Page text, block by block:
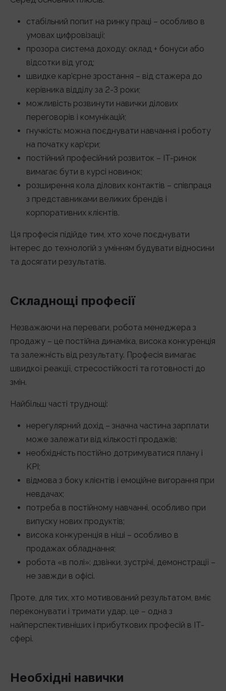
стабільний попит на ринку праці – особливо в
умовах цифровізації;
прозора система доходу: оклад + бонуси або
відсотки від угод;
швидке кар’єрне зростання – від стажера до
керівника відділу за 2-3 роки;
можливість розвинути навички ділових
переговорів і комунікацій;
гнучкість: можна поєднувати навчання і роботу
на початку кар’єри;
постійний професійний розвиток – IT-ринок
вимагає бути в курсі новинок;
розширення кола ділових контактів – співпраця
з представниками великих брендів і
корпоративних клієнтів.
Ця професія підійде тим, хто хоче поєднувати
інтерес до технологій з умінням будувати відносини
та досягати результатів.
Складнощі професії
Незважаючи на переваги, робота менеджера з
продажу – це постійна динаміка, висока конкуренція
та залежність від результату. Професія вимагає
швидкої реакції, стресостійкості та готовності до
змін.
Найбільш часті труднощі:
нерегулярний дохід – значна частина зарплати
може залежати від кількості продажів;
необхідність постійно дотримуватися плану і
KPI;
відмова з боку клієнтів і емоційне вигорання при
невдачах;
потреба в постійному навчанні, особливо при
випуску нових продуктів;
висока конкуренція в ніші – особливо в
продажах обладнання;
робота «в полі»: дзвінки, зустрічі, демонстрації –
не завжди в офісі.
Проте, для тих, хто мотивований результатом, вміє
переконувати і тримати удар, це – одна з
найперспективніших і прибуткових професій в ІТ-
сфері.
Необхідні навички